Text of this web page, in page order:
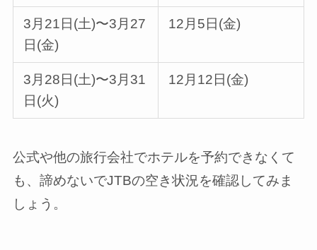
3月21日(土)〜3月27
日(金)
12月5日(金)
3月28日(土)〜3月31
日(火)
12月12日(金)
公式や他の旅行会社でホテルを予約できなくて
も、諦めないでJTBの空き状況を確認してみま
しょう。